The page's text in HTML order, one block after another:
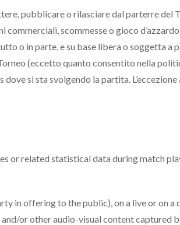
pubblicare o rilasciare dal parterre del
scommesse o gioco
o in parte, e su base libera o soggetta a
(eccetto quanto consentito nella
si sta svolgendo la partita. L’eccezione
or related statistical data during match
offering to the public), on a live or on a
or other audio-visual content captured